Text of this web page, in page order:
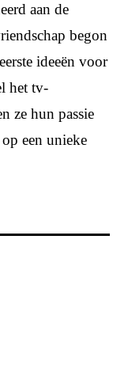
aan de
begon
ideeën voor
het tv-
ze hun passie
een unieke